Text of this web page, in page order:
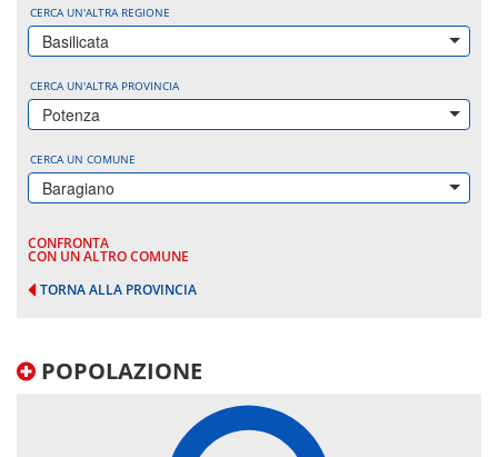
CERCA UN'ALTRA REGIONE
Basilicata
CERCA UN'ALTRA PROVINCIA
Potenza
CERCA UN COMUNE
Baragiano
CONFRONTA
CON UN ALTRO COMUNE
TORNA ALLA PROVINCIA
POPOLAZIONE